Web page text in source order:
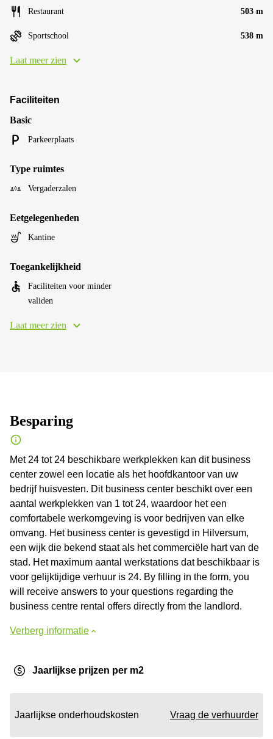
Restaurant 503 m
Sportschool 538 m
Laat meer zien
Faciliteiten
Basic
Parkeerplaats
Type ruimtes
Vergaderzalen
Eetgelegenheden
Kantine
Toegankelijkheid
Faciliteiten voor minder
validen
Laat meer zien
Besparing
Met 24 tot 24 beschikbare werkplekken kan dit business
center zowel een locatie als het hoofdkantoor van uw
bedrijf huisvesten. Dit business center beschikt over een
aantal werkplekken van 1 tot 24, waardoor het een
comfortabele werkomgeving is voor bedrijven van elke
omvang. Het business center is gevestigd in Hilversum,
een wijk die bekend staat als het commerciële hart van de
stad. Het maximum aantal werkstations dat beschikbaar is
voor gelijktijdige verhuur is 24. By filling in the form, you
will receive answers to your questions regarding the
business centre rental offers directly from the landlord.
Verberg informatie
Jaarlijkse prijzen per m2
Jaarlijkse onderhoudskosten Vraag de verhuurder